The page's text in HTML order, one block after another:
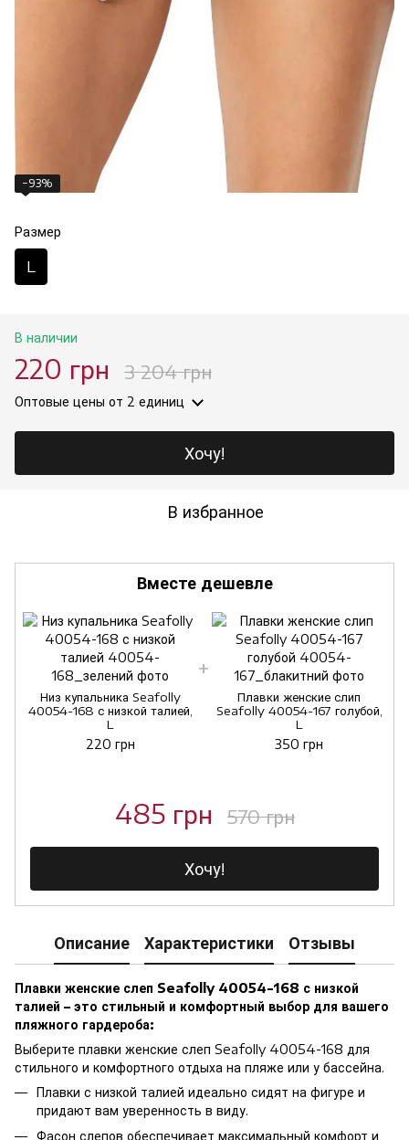
−93%
Размер
L
В наличии
220 грн 3 204 грн
Оптовые цены от 2 единиц
Хочу!
В избранное
Вместе дешевле
Низ купальника Seafolly
40054-168 с низкой талией,
L
220 грн
Плавки женские слип
Seafolly 40054-167 голубой,
L
350 грн
485 грн 570 грн
Хочу!
Описание Характеристики Отзывы
Плавки женские слеп Seafolly 40054-168 с низкой
талией – это стильный и комфортный выбор для вашего
пляжного гардероба:
Выберите плавки женские слеп Seafolly 40054-168 для
стильного и комфортного отдыха на пляже или у бассейна.
Плавки с низкой талией идеально сидят на фигуре и
придают вам уверенность в виду.
Фасон слепов обеспечивает максимальный комфорт и